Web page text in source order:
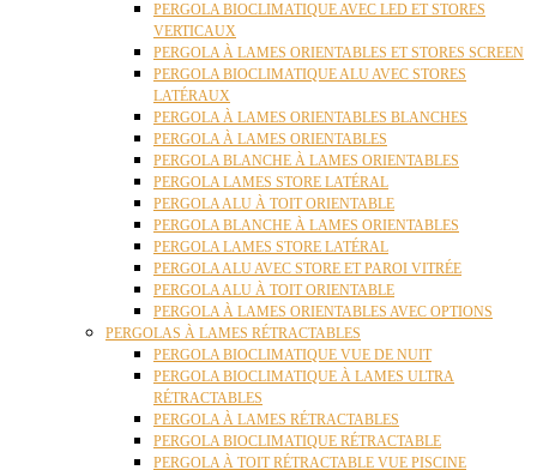
PERGOLA BIOCLIMATIQUE AVEC LED ET STORES
VERTICAUX
PERGOLA À LAMES ORIENTABLES ET STORES SCREEN
PERGOLA BIOCLIMATIQUE ALU AVEC STORES
LATÉRAUX
PERGOLA À LAMES ORIENTABLES BLANCHES
PERGOLA À LAMES ORIENTABLES
PERGOLA BLANCHE À LAMES ORIENTABLES
PERGOLA LAMES STORE LATÉRAL
PERGOLA ALU À TOIT ORIENTABLE
PERGOLA BLANCHE À LAMES ORIENTABLES
PERGOLA LAMES STORE LATÉRAL
PERGOLA ALU AVEC STORE ET PAROI VITRÉE
PERGOLA ALU À TOIT ORIENTABLE
PERGOLA À LAMES ORIENTABLES AVEC OPTIONS
PERGOLAS À LAMES RÉTRACTABLES
PERGOLA BIOCLIMATIQUE VUE DE NUIT
PERGOLA BIOCLIMATIQUE À LAMES ULTRA
RÉTRACTABLES
PERGOLA À LAMES RÉTRACTABLES
PERGOLA BIOCLIMATIQUE RÉTRACTABLE
PERGOLA À TOIT RÉTRACTABLE VUE PISCINE